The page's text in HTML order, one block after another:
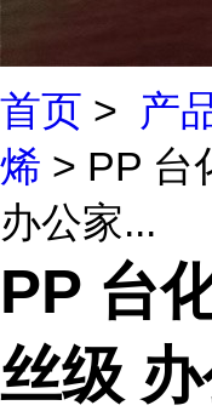
首页 > 产
烯 > PP 台
办公家...
PP 台
丝级